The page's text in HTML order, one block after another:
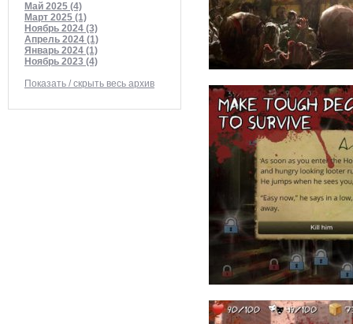
Май 2025 (4)
Март 2025 (1)
Ноябрь 2024 (3)
Апрель 2024 (1)
Январь 2024 (1)
Ноябрь 2023 (4)
Показать / скрыть весь архив